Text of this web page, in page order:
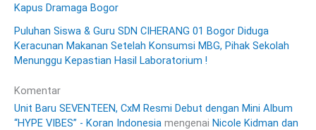
Kapus Dramaga Bogor
Puluhan Siswa & Guru SDN CIHERANG 01 Bogor Diduga
Keracunan Makanan Setelah Konsumsi MBG, Pihak Sekolah
Menunggu Kepastian Hasil Laboratorium !
Komentar
Unit Baru SEVENTEEN, CxM Resmi Debut dengan Mini Album
“HYPE VIBES” - Koran Indonesia mengenai Nicole Kidman dan